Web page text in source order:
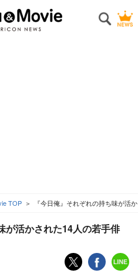
TOP 『今日俺』それぞれの持ち味が活
が活かされた14人の若手俳